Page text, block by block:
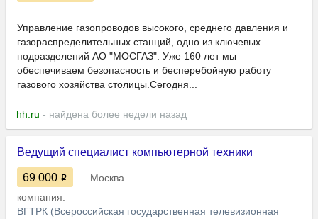
Управление газопроводов высокого, среднего давления и
газораспределительных станций, одно из ключевых
подразделений АО "МОСГАЗ". Уже 160 лет мы
обеспечиваем безопасность и бесперебойную работу
газового хозяйства столицы.Сегодня...
hh.ru - найдена более недели назад
Ведущий специалист компьютерной техники
69 000
Москва
компания:
ВГТРК (Всероссийская государственная телевизионная